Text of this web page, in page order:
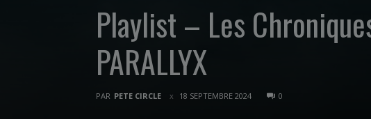
Playlist – Les
PARALLYX
PAR PETE CIRCLE 18 SEPTEMBRE 2024 0